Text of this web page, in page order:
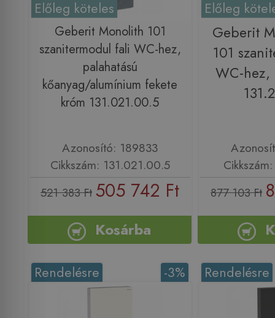
Előleg köteles
Geberit Monolith 101
szanitermodul fali WC-hez,
palahatású
kőanyag/alumínium fekete
króm 131.021.00.5
Azonosító: 189833
Cikkszám: 131.021.00.5
521 383 Ft 505 742 Ft
Kosárba
Előleg
Geberit
101
WC-hez,
877 103 Ft
-3%
Rendelésre Rendelésre